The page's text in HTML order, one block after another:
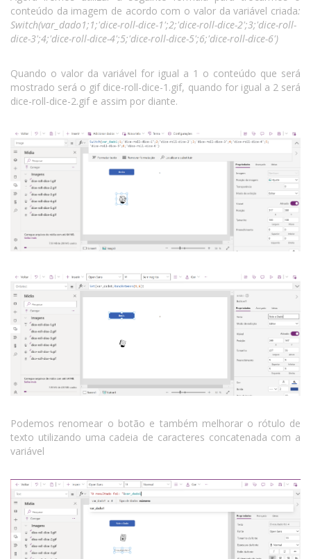
conteúdo da imagem de acordo com o valor da variável criada:
Switch(var_dado1;1;'dice-roll-dice-1';2;'dice-roll-dice-2';3;'dice-roll-
dice-3';4;'dice-roll-dice-4';5;'dice-roll-dice-5';6;'dice-roll-dice-6')
Quando o valor da variável for igual a 1 o conteúdo que será
mostrado será o gif dice-roll-dice-1.gif, quando for igual a 2 será
dice-roll-dice-2.gif e assim por diante.
Podemos renomear o botão e também melhorar o rótulo de
texto utilizando uma cadeia de caracteres concatenada com a
variável